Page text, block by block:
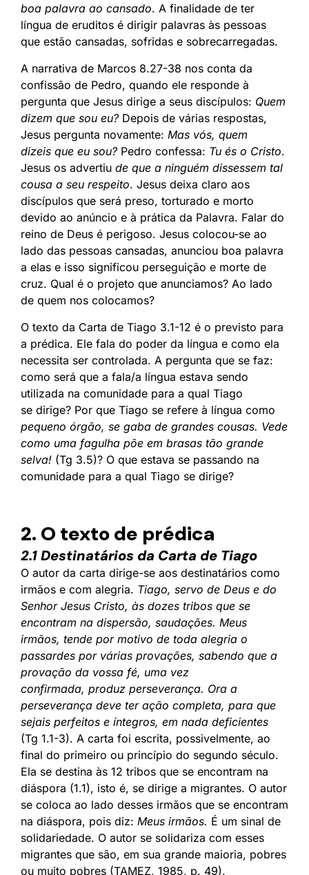
boa palavra ao cansado. A finalidade de ter
língua de eruditos é dirigir palavras às pessoas
que estão cansadas, sofridas e sobrecarregadas.
A narrativa de Marcos 8.27-38 nos conta da
confissão de Pedro, quando ele responde à
pergunta que Jesus dirige a seus discípulos: Quem
dizem que sou eu? Depois de várias respostas,
Jesus pergunta novamente: Mas vós, quem
dizeis que eu sou? Pedro confessa: Tu és o Cristo.
Jesus os advertiu de que a ninguém dissessem tal
cousa a seu respeito. Jesus deixa claro aos
discípulos que será preso, torturado e morto
devido ao anúncio e à prática da Palavra. Falar do
reino de Deus é perigoso. Jesus colocou-se ao
lado das pessoas cansadas, anunciou boa palavra
a elas e isso significou perseguição e morte de
cruz. Qual é o projeto que anunciamos? Ao lado
de quem nos colocamos?
O texto da Carta de Tiago 3.1-12 é o previsto para
a prédica. Ele fala do poder da língua e como ela
necessita ser controlada. A pergunta que se faz:
como será que a fala/a língua estava sendo
utilizada na comunidade para a qual Tiago
se dirige? Por que Tiago se refere à língua como
pequeno órgão, se gaba de grandes cousas. Vede
como uma fagulha põe em brasas tão grande
selva! (Tg 3.5)? O que estava se passando na
comunidade para a qual Tiago se dirige?
2. O texto de prédica
2.1 Destinatários da Carta de Tiago
O autor da carta dirige-se aos destinatários como
irmãos e com alegria. Tiago, servo de Deus e do
Senhor Jesus Cristo, às dozes tribos que se
encontram na dispersão, saudações. Meus
irmãos, tende por motivo de toda alegria o
passardes por várias provações, sabendo que a
provação da vossa fé, uma vez
confirmada, produz perseverança. Ora a
perseverança deve ter ação completa, para que
sejais perfeitos e íntegros, em nada deficientes
(Tg 1.1-3). A carta foi escrita, possivelmente, ao
final do primeiro ou princípio do segundo século.
Ela se destina às 12 tribos que se encontram na
diáspora (1.1), isto é, se dirige a migrantes. O autor
se coloca ao lado desses irmãos que se encontram
na diáspora, pois diz: Meus irmãos. É um sinal de
solidariedade. O autor se solidariza com esses
migrantes que são, em sua grande maioria, pobres
ou muito pobres (TAMEZ, 1985, p. 49).